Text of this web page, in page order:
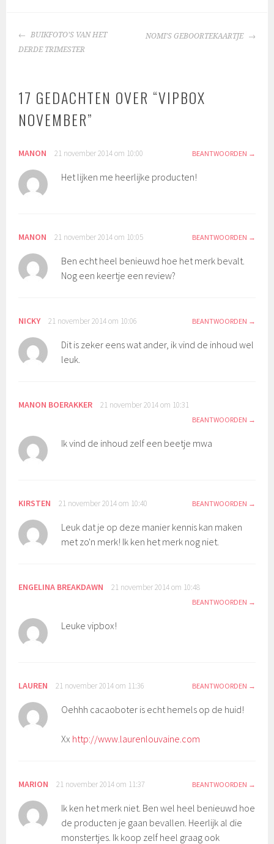
BERICHTNAVIGATIE
BUIKFOTO’S VAN HET
DERDE TRIMESTER
NOMI’S GEBOORTEKAARTJE
17 GEDACHTEN OVER “VIPBOX
NOVEMBER”
MANON 21 november 2014 om 10:00 BEANTWOORDEN
Het lijken me heerlijke producten!
MANON 21 november 2014 om 10:05 BEANTWOORDEN
Ben echt heel benieuwd hoe het merk bevalt.
Nog een keertje een review?
NICKY 21 november 2014 om 10:06 BEANTWOORDEN
Dit is zeker eens wat ander, ik vind de inhoud wel
leuk.
MANON BOERAKKER 21 november 2014 om 10:31
BEANTWOORDEN
Ik vind de inhoud zelf een beetje mwa
KIRSTEN 21 november 2014 om 10:40 BEANTWOORDEN
Leuk dat je op deze manier kennis kan maken
met zo'n merk! Ik ken het merk nog niet.
ENGELINA BREAKDAWN 21 november 2014 om 10:48
BEANTWOORDEN
Leuke vipbox!
LAUREN 21 november 2014 om 11:36 BEANTWOORDEN
Oehhh cacaoboter is echt hemels op de huid!
Xx http://www.laurenlouvaine.com
MARION 21 november 2014 om 11:37 BEANTWOORDEN
Ik ken het merk niet. Ben wel heel benieuwd hoe
de producten je gaan bevallen. Heerlijk al die
monstertjes. Ik koop zelf heel graag ook